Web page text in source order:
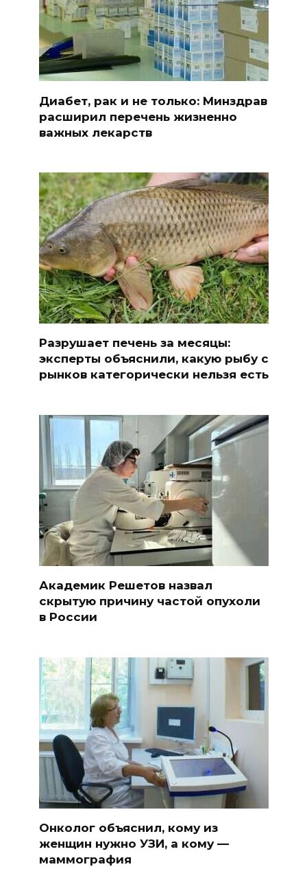
Диабет, рак и не только: Минздрав
расширил перечень жизненно
важных лекарств
Разрушает печень за месяцы:
эксперты объяснили, какую рыбу с
рынков категорически нельзя есть
Академик Решетов назвал
скрытую причину частой опухоли
в России
Онколог объяснил, кому из
женщин нужно УЗИ, а кому —
маммография